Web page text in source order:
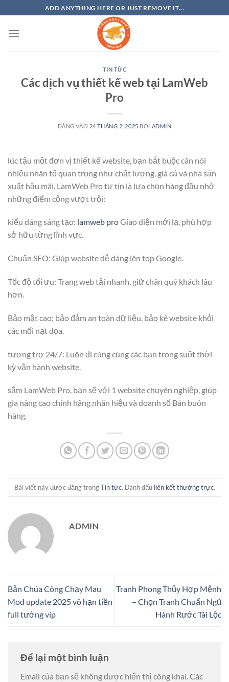
qua
nội
ADD ANYTHING HERE OR JUST REMOVE IT...
TIN TỨC
Các dịch vụ thiết kế web tại LamWeb
Pro
ĐĂNG VÀO 24 THÁNG 2, 2025 BỞI ADMIN
lúc tậu một đơn vị thiết kế website, bạn bắt buộc cân nói
nhiều nhân tố quan trọng như chất lượng, giá cả và nhà sản
xuất hậu mãi. LamWeb Pro tự tín là lựa chọn hàng đầu nhờ
những điểm cộng vượt trội:
kiểu dáng sáng tạo: lamweb proGiao diện mới lạ, phù hợp
sở hữu từng lĩnh vực.
Chuẩn SEO: Giúp website dễ dàng lên top Google.
Tốc độ tối ưu: Trang web tải nhanh, giữ chân quý khách lâu
hơn.
Bảo mật cao: bảo đảm an toàn dữ liệu, bảo kê website khỏi
các mối nạt dọa.
tương trợ 24/7: Luôn đi cùng cùng các bạn trong suốt thời
kỳ vận hành website.
sắm LamWeb Pro, bạn sẽ với 1 website chuyên nghiệp, giúp
gia nâng cao chính hãng nhãn hiệu và doanh số Bán buôn
hàng.
Bài viết này được đăng trongTin tức. Đánh dấu liên kết thường trực.
ADMIN
Bản Chúa Công Chạy Mau
Mod update 2025 vô hạn tiền
full tướng vip
Tranh Phong Thủy Hợp Mệnh
– Chọn Tranh Chuẩn Ngũ
Hành Rước Tài Lộc
Để lại một bình luận
Email của bạn sẽ không được hiển thị công khai.Các